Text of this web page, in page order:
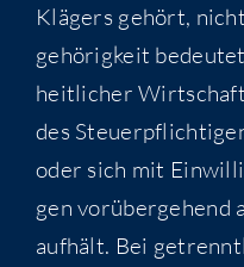
Klä­gers gehört,
ge­hö­rig­keit
heit­li­cher
des
oder sich mit
gen vor­über­ge­hend
auf­hält. Bei